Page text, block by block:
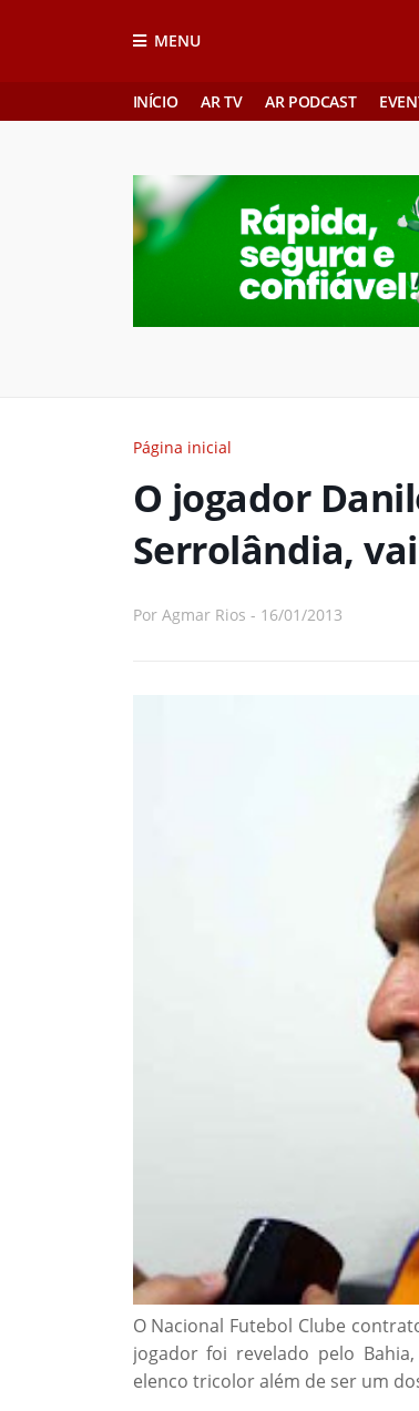
MENU
INÍCIO AR TV AR PODCAST
Página inicial
O jogador
Serrolândia,
Por Agmar Rios - 16/01/2013
O Nacional Futebol Clube
jogador foi revelado pelo
elenco tricolor além de ser um